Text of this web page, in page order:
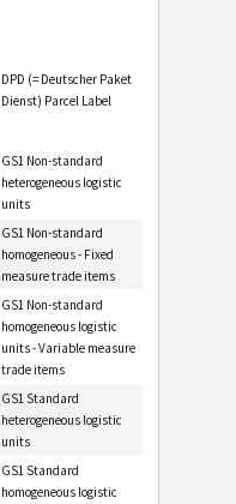
DPD (= Deutscher Paket
Dienst) Parcel Label
GS1 Non-standard
heterogeneous logistic
units
GS1 Non-standard
homogeneous - Fixed
measure trade items
GS1 Non-standard
homogeneous logistic
units - Variable measure
trade items
GS1 Standard
heterogeneous logistic
units
GS1 Standard
homogeneous logistic